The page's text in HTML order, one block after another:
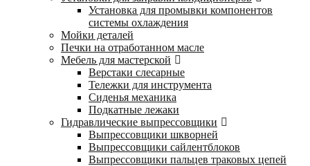
Установка для промывки компонентов
системы охлаждения
Мойки деталей
Печки на отработанном масле
Мебель для мастерской
Верстаки слесарные
Тележки для инструмента
Сиденья механика
Подкатные лежаки
Гидравлические выпрессовщики
Выпрессовщики шкворней
Выпрессовщики сайлентблоков
Выпрессовщики пальцев траковых цепей